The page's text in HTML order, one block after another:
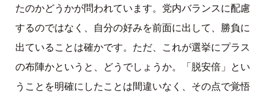
たのかどうかが問われています。党内バランスに配慮
するのではなく、自分の好みを前面に出して、勝負に
出ていることは確かです。ただ、これが選挙にプラス
の布陣かというと、どうでしょうか。「脱安倍」とい
うことを明確にしたことは間違いなく、その点で覚悟